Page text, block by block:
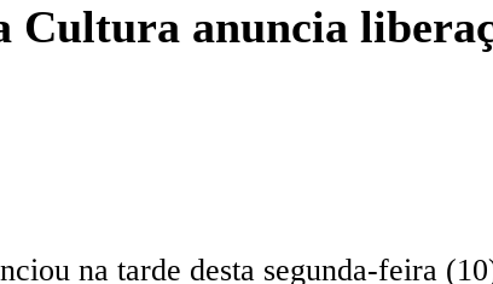
anuncia
na tarde desta segunda-feira